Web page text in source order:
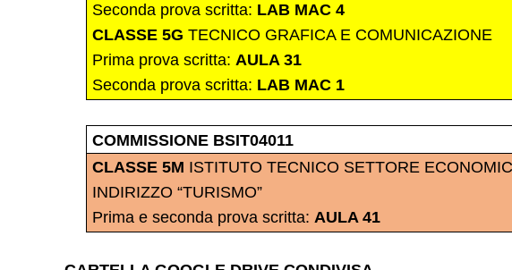
Seconda prova scritta: LAB MAC 4
CLASSE 5G TECNICO GRAFICA E COMUNICAZIONE
Prima prova scritta: AULA 31
Seconda prova scritta: LAB MAC 1
COMMISSIONE BSIT04011
CLASSE 5M ISTITUTO TECNICO SETTORE
INDIRIZZO “TURISMO”
Prima e seconda prova scritta: AULA 41